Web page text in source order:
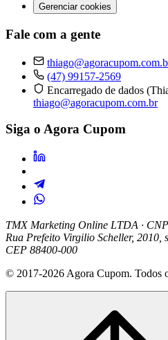
Gerenciar cookies
Fale com a gente
(47) 99157-2569
Encarregado de dados
thiago@agoracupom.com.br
Siga o Agora Cupom
TMX Marketing Online LTDA ·
Rua Prefeito Virgilio Scheller, 2010,
CEP 88400-000
© 2017-2026 Agora Cupom. Todos